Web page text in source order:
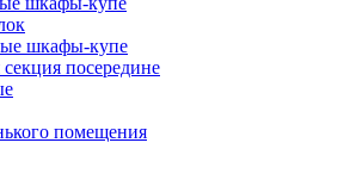
шкафы-купе
посередине
помещения